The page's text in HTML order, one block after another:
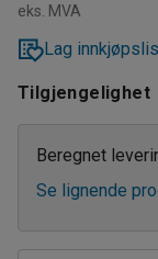
1790
1200x600
1400x600
1600x600
eks. MVA
Lag
Tilgjengelighet
Beregnet
Se lignende